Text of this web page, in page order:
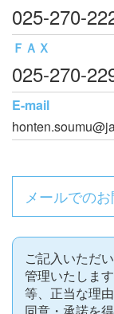
025-270-
ＦＡＸ
025-270-
E-mail
メールでの
ご記入いただ
管理いたしま
等、正当な理